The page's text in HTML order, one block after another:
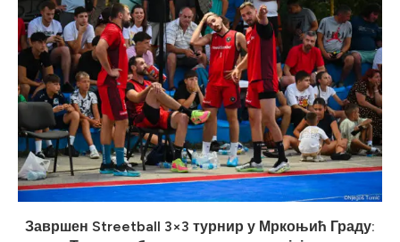
Завршен Streetball 3×3 турнир у Мркоњић Граду: